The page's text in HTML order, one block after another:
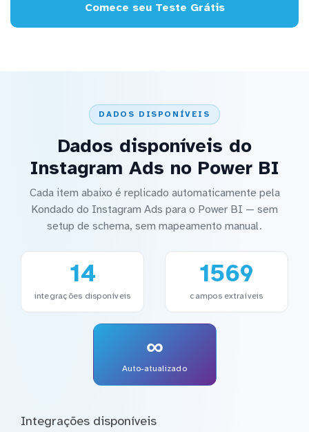
Comece seu Teste Grátis
DADOS DISPONÍVEIS
Dados disponíveis do
Instagram Ads no Power BI
Cada item abaixo é replicado automaticamente pela
Kondado do Instagram Ads para o Power BI — sem
setup de schema, sem mapeamento manual.
14
integrações disponíveis
1569
campos extraíveis
∞
Auto-atualizado
Integrações disponíveis